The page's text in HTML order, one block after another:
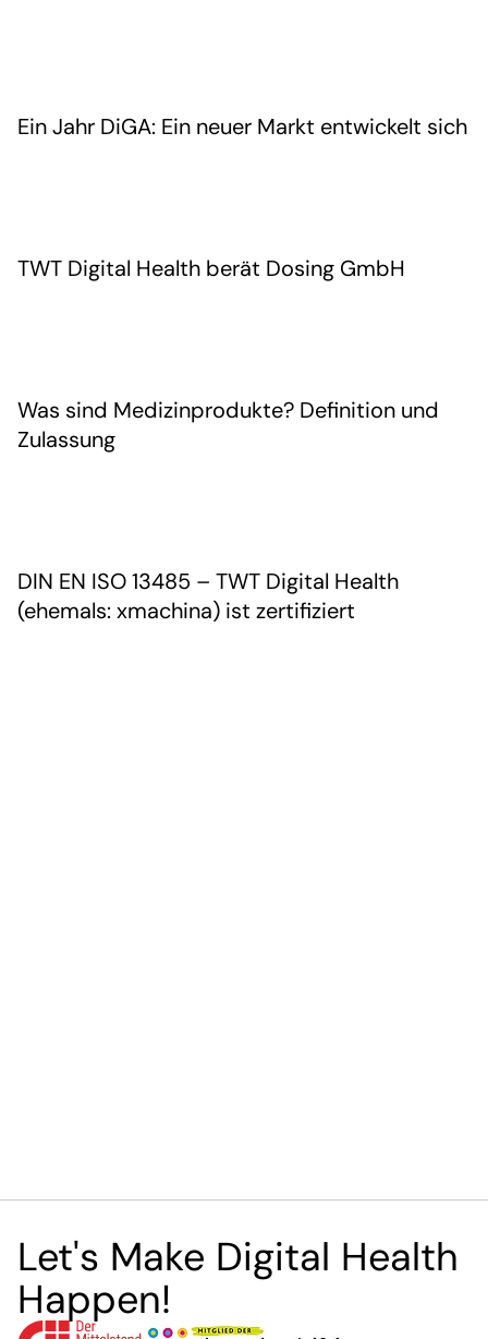
Ein Jahr DiGA: Ein neuer Markt entwickelt sich
TWT Digital Health berät Dosing GmbH
Was sind Medizinprodukte? Definition und
Zulassung
DIN EN ISO 13485 – TWT Digital Health
(ehemals: xmachina) ist zertifiziert
Let's Make Digital Health
Happen!